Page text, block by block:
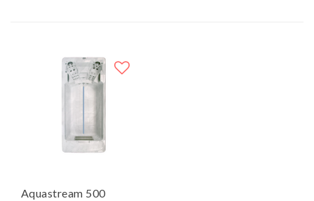
Aquastream 500